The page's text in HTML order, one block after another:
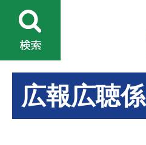
広報広聴係